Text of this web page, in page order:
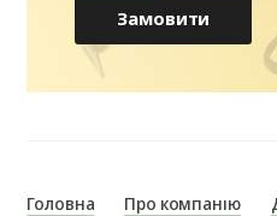
Замовити
Головна Про компанію